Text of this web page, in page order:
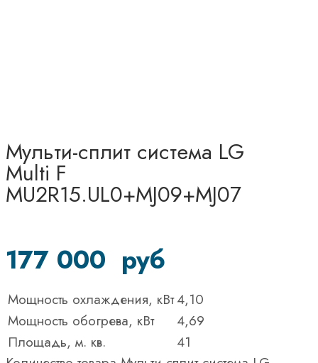
Мульти-сплит система LG
Multi F
MU2R15.UL0+MJ09+MJ07
177 000 руб
Мощность охлаждения, кВт4,10
Мощность обогрева, кВт
4,69
Площадь, м. кв.
41